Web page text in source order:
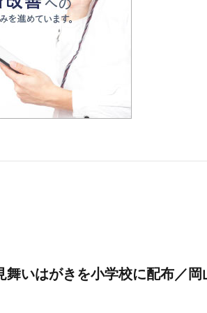
いはがきを小学校に配布／岡